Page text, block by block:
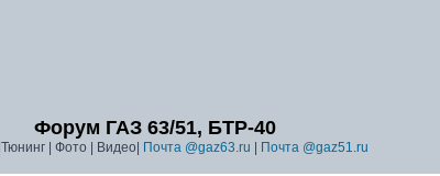
Форум ГАЗ 63/51, БТР-40
|Тюнинг | Фото | Видео| Почта @gaz63.ru Почта @gaz51.ru